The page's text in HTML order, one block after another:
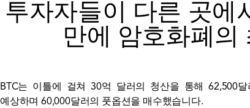
투자자들이 다른 곳에
만에 암호화폐의
BTC는 이틀에 걸쳐 30억 달러의 청산을 통해 62,500
예상하며 60,000달러의 풋옵션을 매수했습니다.